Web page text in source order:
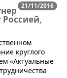
21/11/2016
круглого
«Актуальные